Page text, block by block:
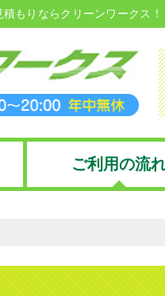
もりならクリーンワークス！
ご利用の流